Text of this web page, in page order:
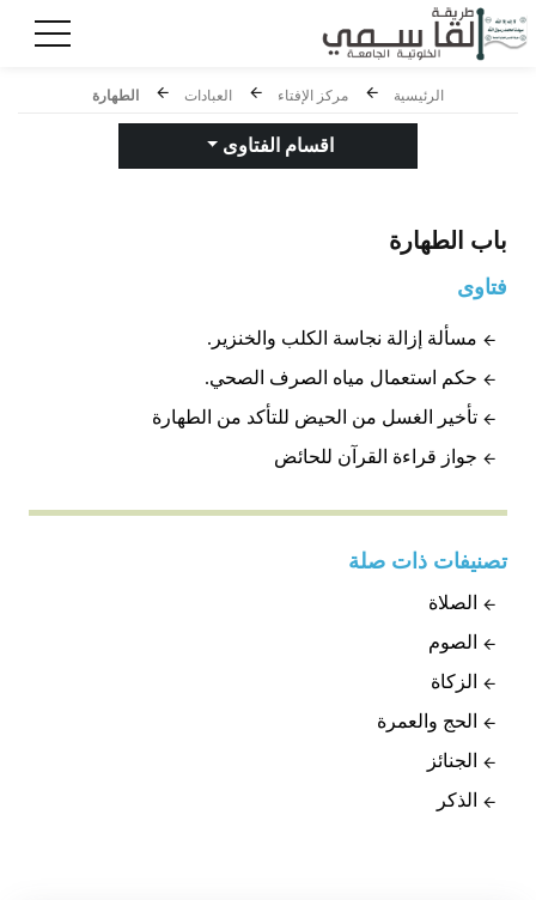
الرئيسية مركز الإفتاء العبادات الطهارة
اقسام الفتاوى
باب الطهارة
فتاوى
مسألة إزالة نجاسة الكلب والخنزير.
حكم استعمال مياه الصرف الصحي.
تأخير الغسل من الحيض للتأكد من الطهارة
جواز قراءة القرآن للحائض
تصنيفات ذات صلة
الصلاة
الصوم
الزكاة
الحج والعمرة
الجنائز
الذكر